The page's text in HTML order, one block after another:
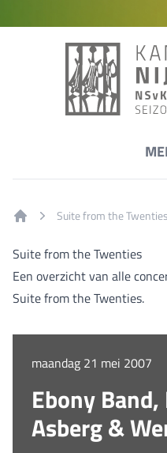
Suite from the Twenties
Suite from the Twenties
Een overzicht van alle
Suite from the Twenties.
maandag 21 mei 2007
Ebony
Asberg &